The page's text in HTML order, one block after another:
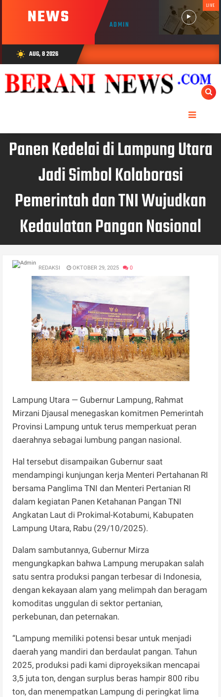
NEWS ADMIN
LIVE
wb_sunny AUG, 8 2026
Panen Kedelai di Lampung Utara
Jadi Simbol Kolaborasi
Pemerintah dan TNI Wujudkan
Kedaulatan Pangan Nasional
REDAKSI OKTOBER 29, 2025 0
Lampung Utara — Gubernur Lampung, Rahmat
Mirzani Djausal menegaskan komitmen Pemerintah
Provinsi Lampung untuk terus memperkuat peran
daerahnya sebagai lumbung pangan nasional.
Hal tersebut disampaikan Gubernur saat
mendampingi kunjungan kerja Menteri Pertahanan RI
bersama Panglima TNI dan Menteri Pertanian RI
dalam kegiatan Panen Ketahanan Pangan TNI
Angkatan Laut di Prokimal-Kotabumi, Kabupaten
Lampung Utara, Rabu (29/10/2025).
Dalam sambutannya, Gubernur Mirza
mengungkapkan bahwa Lampung merupakan salah
satu sentra produksi pangan terbesar di Indonesia,
dengan kekayaan alam yang melimpah dan beragam
komoditas unggulan di sektor pertanian,
perkebunan, dan peternakan.
“Lampung memiliki potensi besar untuk menjadi
daerah yang mandiri dan berdaulat pangan. Tahun
2025, produksi padi kami diproyeksikan mencapai
3,5 juta ton, dengan surplus beras hampir 800 ribu
ton, dan menempatkan Lampung di peringkat lima